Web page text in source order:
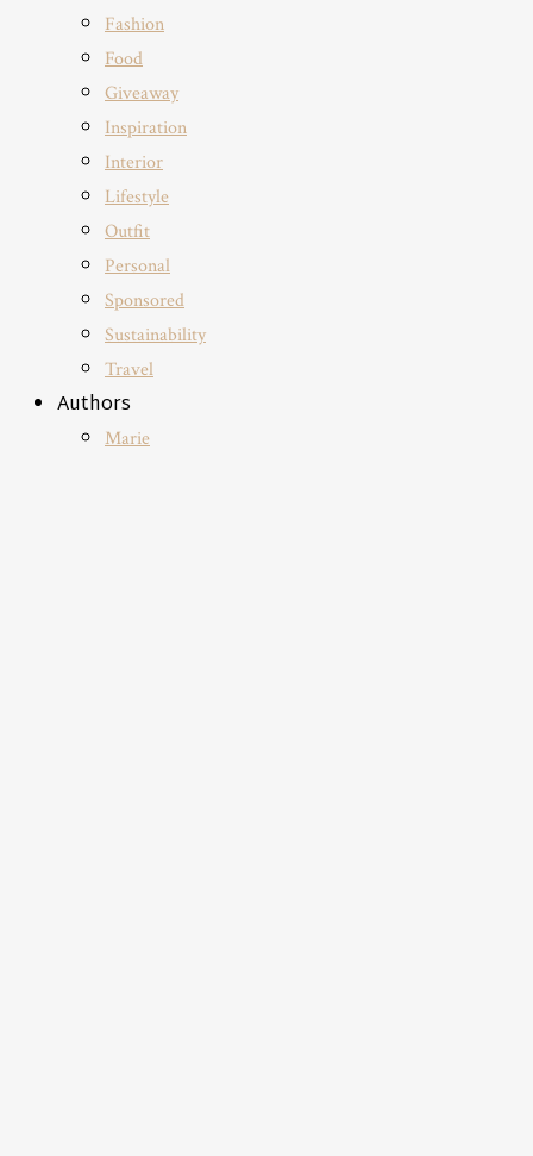
Fashion
Food
Giveaway
Inspiration
Interior
Lifestyle
Outfit
Personal
Sponsored
Sustainability
Travel
Authors
Marie